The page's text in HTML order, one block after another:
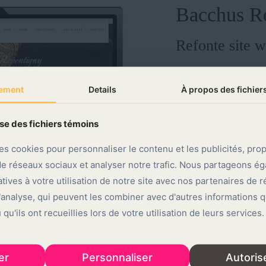
Bacchus
Refonte site
Graphisme
Formation
Voir le site web
Details À propos des
des fichiers témoins
cookies pour personnaliser le contenu et les publicités,
réseaux sociaux et analyser notre trafic. Nous partageons
à votre utilisation de notre site avec nos partenaires de
qui peuvent les combiner avec d'autres informations
qu'ils ont recueillies lors de votre utilisation de leurs services.
Personnaliser
Details À propos des
des fichiers témoins
cookies pour personnaliser le contenu et les publicités,
réseaux sociaux et analyser notre trafic. Nous partageons
à votre utilisation de notre site avec nos partenaires de
qui peuvent les combiner avec d'autres informations
qu'ils ont recueillies lors de votre utilisation de leurs services.
Personnaliser